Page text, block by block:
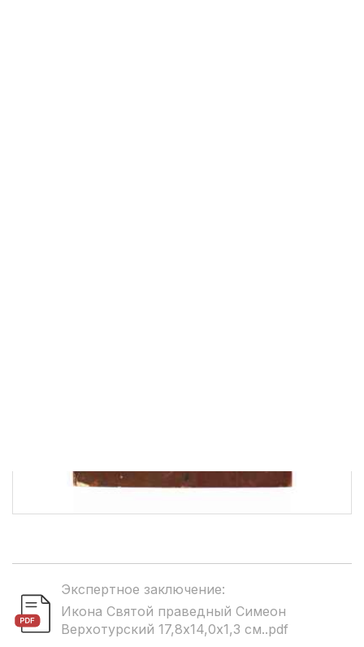
Экспертное заключение:
Икона Святой праведный Симеон
Верхотурский 17,8x14,0x1,3 см..pdf